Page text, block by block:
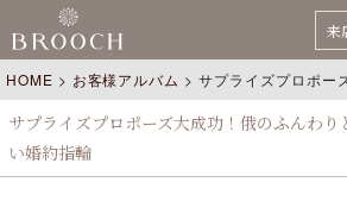
来
HOME > お客様アルバム >サプライズプロポーズ大成功！俄の
サプライズプロポーズ大成功！俄のふんわり
い婚約指輪